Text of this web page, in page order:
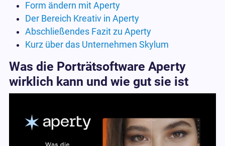
Form ändern mit Aperty
Der Bereich Kreativ in Aperty
Abschließendes Fazit zu Aperty
Kurz über das Unternehmen Skylum
Was die Porträtsoftware Aperty
wirklich kann und wie gut sie ist